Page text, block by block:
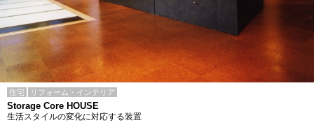
住宅 リフォーム・インテリア
Storage Core HOUSE
生活スタイルの変化に対応する装置